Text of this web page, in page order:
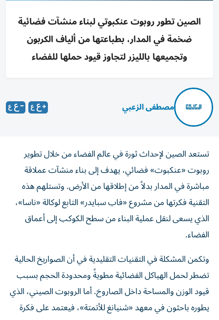
الصين تطور روبوت عنكبوتي لبناء منشآت فضائية
ضخمة في المدار، بطباعتها من ألياف الكربون
وتجميعها بالليزر لتجاوز قيود حملها للفضاء
مصطفى الزعبي
تستعد الصين لإحداث ثورة في عالم الفضاء من خلال تطوير
روبوت «عنكبوت» فضائي، يهدف إلى بناء منشآت عملاقة
مباشرة في المدار بدلاً من إطلاقها من الأرض. وتستلهم هذه
التقنية فكرتها من مشروع «فاب سبايدر» التابع لوكالة «ناسا»،
الذي يسعى لنقل عملية البناء من سطح الكوكب إلى أعماق
الفضاء.
وتكمن المشكلة في التقنيات التقليدية في أن الصواريخ الحالية
تضطر لحمل الهياكل الفضائية مطويةً ومحدودة الحجم بسبب
قيود الوزن والمساحة داخل الصاروخ. أما الروبوت الصيني، الذي
يطوره باحثون في معهد «شنيانغ للأتمتة»، فيعتمد على فكرة